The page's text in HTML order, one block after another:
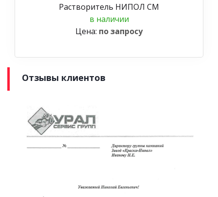
Растворитель НИПОЛ СМ
в наличии
Цена: по запросу
Отзывы клиентов